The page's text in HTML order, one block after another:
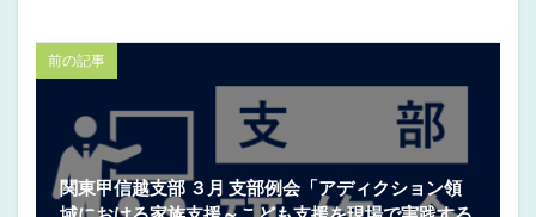
前の記事
関東甲信越支部 ３月 支部例会「アディクション領